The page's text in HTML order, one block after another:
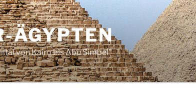
ÄGYPTEN
von Kairo bis Abu Simbel"